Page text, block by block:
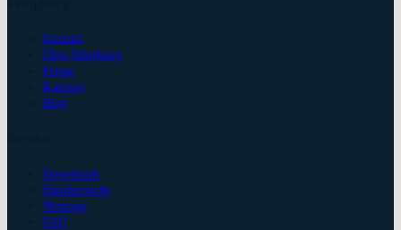
Kontakt
Über Wingburg
Presse
Karriere
Blog
Downloads
Händlersuche
Montage
FAQ